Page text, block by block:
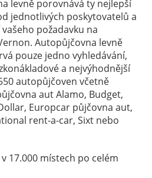
levně porovnává ty nejlepší
jednotlivých poskytovatelů a
požadavku na
Autopůjčovna levně
pouze jedno vyhledávání,
a nejvýhodnější
autopůjčoven včetně
aut Alamo, Budget,
Europcar půjčovna aut,
rent-a-car, Sixt nebo
17.000 místech po celém